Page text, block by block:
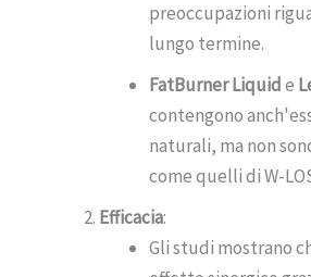
preoccupazioni
lungo termine.
FatBurner Liquide
contengono
naturali, ma non
come quelli di W-
Efficacia:
Gli studi mostrano